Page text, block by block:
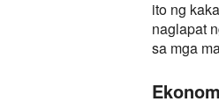
ito ng
naglapat
sa mga